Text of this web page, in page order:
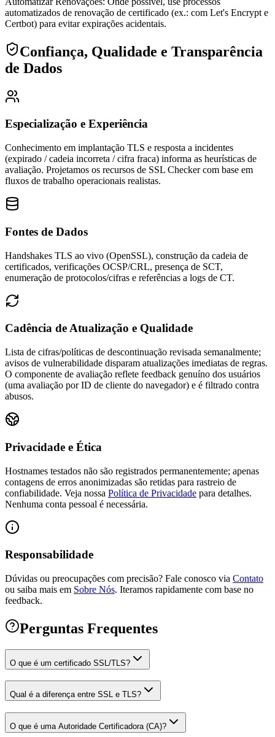
automatizados de renovação de certificado (ex.: com Let's Encrypt e
Certbot) para evitar expirações acidentais.
Confiança, Qualidade e Transparência
de Dados
Especialização e Experiência
Conhecimento em implantação TLS e resposta a incidentes
(expirado / cadeia incorreta / cifra fraca) informa as heurísticas de
avaliação. Projetamos os recursos de SSL Checker com base em
fluxos de trabalho operacionais realistas.
Fontes de Dados
Handshakes TLS ao vivo (OpenSSL), construção da cadeia de
certificados, verificações OCSP/CRL, presença de SCT,
enumeração de protocolos/cifras e referências a logs de CT.
Cadência de Atualização e Qualidade
Lista de cifras/políticas de descontinuação revisada semanalmente;
avisos de vulnerabilidade disparam atualizações imediatas de regras.
O componente de avaliação reflete feedback genuíno dos usuários
(uma avaliação por ID de cliente do navegador) e é filtrado contra
abusos.
Privacidade e Ética
Hostnames testados não são registrados permanentemente; apenas
contagens de erros anonimizadas são retidas para rastreio de
confiabilidade. Veja nossa Política de Privacidade para detalhes.
Nenhuma conta pessoal é necessária.
Responsabilidade
Dúvidas ou preocupações com precisão? Fale conosco via Contato
ou saiba mais em Sobre Nós. Iteramos rapidamente com base no
feedback.
Perguntas Frequentes
O que é um certificado SSL/TLS?
Qual é a diferença entre SSL e TLS?
O que é uma Autoridade Certificadora (CA)?